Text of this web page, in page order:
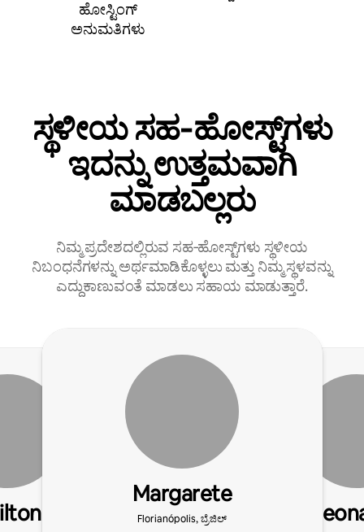
ಹೋಸ್ಟಿಂಗ್
ಅನುಮತಿಗಳು
ಸ್ಥಳೀಯ ಸಹ‑ಹೋಸ್ಟ್‌ಗಳು
ಇದನ್ನು ಉತ್ತಮವಾಗಿ
ಮಾಡಬಲ್ಲರು
ನಿಮ್ಮ ಪ್ರದೇಶದಲ್ಲಿರುವ ಸಹ‑ಹೋಸ್ಟ್‌ಗಳು ಸ್ಥಳೀಯ
ನಿಬಂಧನೆಗಳನ್ನು ಅರ್ಥಮಾಡಿಕೊಳ್ಳಲು ಮತ್ತು ನಿಮ್ಮ ಸ್ಥಳವನ್ನು
ಎದ್ದುಕಾಣುವಂತೆ ಮಾಡಲು ಸಹಾಯ ಮಾಡುತ್ತಾರೆ.
Margarete
Florianópolis, ಬ್ರೆಜಿಲ್